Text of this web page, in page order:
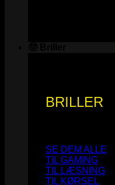
BRILLER
SE DEM ALLE
TIL GAMING
TIL LÆSNING
TIL KØRSEL